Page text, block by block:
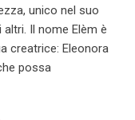
unico nel suo
Il nome Elèm è
creatrice: Eleonora
possa